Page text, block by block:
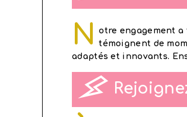
N
otre engagement a
témoignent de
adaptés et innovants.